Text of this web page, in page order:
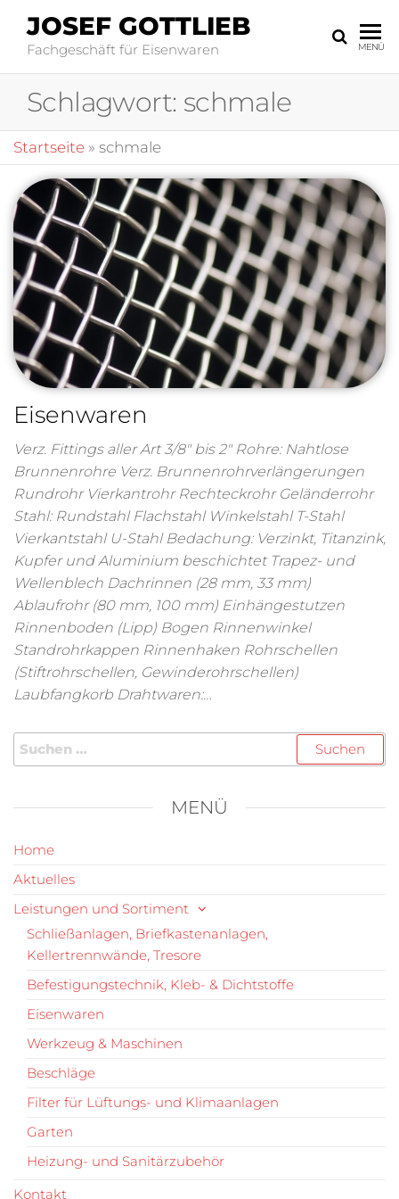
JOSEF GOTTLIEB
Fachgeschäft für Eisenwaren MENÜ
Schlagwort: schmale
Startseite » schmale
Eisenwaren
Verz. Fittings aller Art 3/8″ bis 2″ Rohre: Nahtlose
Brunnenrohre Verz. Brunnenrohrverlängerungen
Rundrohr Vierkantrohr Rechteckrohr Geländerrohr
Stahl: Rundstahl Flachstahl Winkelstahl T-Stahl
Vierkantstahl U-Stahl Bedachung: Verzinkt, Titanzink,
Kupfer und Aluminium beschichtet Trapez- und
Wellenblech Dachrinnen (28 mm, 33 mm)
Ablaufrohr (80 mm, 100 mm) Einhängestutzen
Rinnenboden (Lipp) Bogen Rinnenwinkel
Standrohrkappen Rinnenhaken Rohrschellen
(Stiftrohrschellen, Gewinderohrschellen)
Laubfangkorb Drahtwaren:…
MENÜ
Home
Aktuelles
Leistungen und Sortiment
Schließanlagen, Briefkastenanlagen,
Kellertrennwände, Tresore
Befestigungstechnik, Kleb- & Dichtstoffe
Eisenwaren
Werkzeug & Maschinen
Beschläge
Filter für Lüftungs- und Klimaanlagen
Garten
Heizung- und Sanitärzubehör
Kontakt